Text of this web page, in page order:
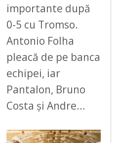
importante după
0-5 cu Tromso.
Antonio Folha
pleacă de pe banca
echipei, iar
Pantalon, Bruno
Costa și Andre…